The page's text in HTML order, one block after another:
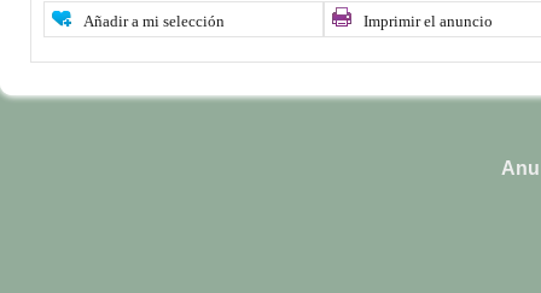
Añadir a mi selección Imprimir el anuncio